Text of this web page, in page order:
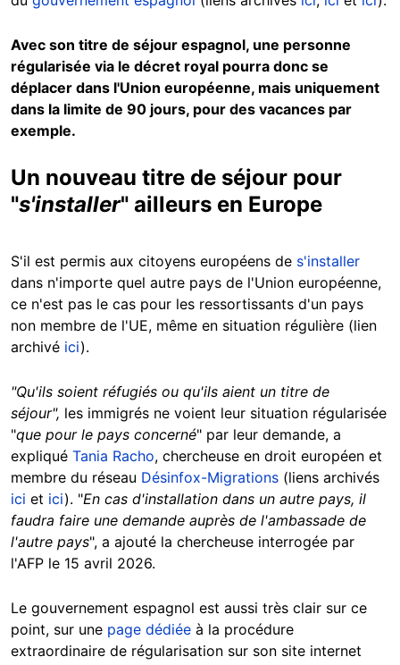
Avec son titre de séjour espagnol, une personne
régularisée via le décret royal pourra donc se
déplacer dans l'Union européenne, mais uniquement
dans la limite de 90 jours, pour des vacances par
exemple.
Un nouveau titre de séjour pour
"s'installer" ailleurs en Europe
S'il est permis aux citoyens européens de s'installer
dans n'importe quel autre pays de l'Union européenne,
ce n'est pas le cas pour les ressortissants d'un pays
non membre de l'UE, même en situation régulière (lien
archivé ici).
"Qu'ils soient réfugiés ou qu'ils aient un titre de
séjour", les immigrés ne voient leur situation régularisée
"que pour le pays concerné" par leur demande, a
expliqué Tania Racho, chercheuse en droit européen et
membre du réseau Désinfox-Migrations (liens archivés
ici et ici). "En cas d'installation dans un autre pays, il
faudra faire une demande auprès de l'ambassade de
l'autre pays", a ajouté la chercheuse interrogée par
l'AFP le 15 avril 2026.
Le gouvernement espagnol est aussi très clair sur ce
point, sur une page dédiée à la procédure
extraordinaire de régularisation sur son site internet